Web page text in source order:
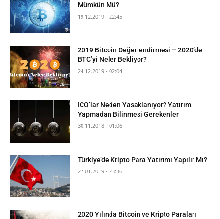
Mümkün Mü?
19.12.2019 - 22:45
2019 Bitcoin Değerlendirmesi – 2020’de
BTC’yi Neler Bekliyor?
24.12.2019 - 02:04
ICO’lar Neden Yasaklanıyor? Yatırım
Yapmadan Bilinmesi Gerekenler
30.11.2018 - 01:06
Türkiye’de Kripto Para Yatırımı Yapılır Mı?
27.01.2019 - 23:36
2020 Yılında Bitcoin ve Kripto Paraları